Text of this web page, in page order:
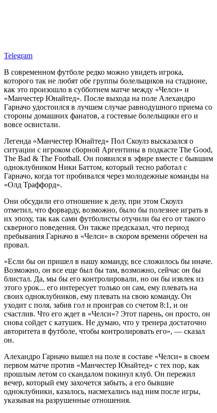
Telegram
В современном футболе редко можно увидеть игрока,
которого так не любят обе группы болельщиков на стадионе,
как это произошло в субботнем матче между «Челси» и
«Манчестер Юнайтед». После выхода на поле Алехандро
Гарначо удостоился в лучшем случае равнодушного приема со
стороны домашних фанатов, а гостевые болельщики его и
вовсе освистали.
Легенда «Манчестер Юнайтед» Пол Скоулз высказался о
ситуации с игроком сборной Аргентины в подкасте The Good,
The Bad & The Football. Он появился в эфире вместе с бывшим
одноклубником Ники Баттом, который тесно работал с
Гарначо, когда тот пробивался через молодежные команды на
«Олд Траффорд».
Они обсудили его отношение к делу, при этом Скоулз
отметил, что форварду, возможно, было бы полезнее играть в
их эпоху, так как сами футболисты отучили бы его от такого
скверного поведения. Он также предсказал, что период
пребывания Гарначо в «Челси» в скором времени обречен на
провал.
«Если бы он пришел в нашу команду, все сложилось бы иначе.
Возможно, он все еще был бы там, возможно, сейчас он бы
блистал. Да, мы бы его контролировали, но он бы извлек из
этого урок... его интересует только он сам, ему плевать на
своих одноклубников, ему плевать на свою команду. Он
уходит с поля, забив гол и проиграв со счетом 8:1, и он
счастлив. Что его ждет в «Челси»? Этот парень, он просто, он
снова сойдет с катушек. Не думаю, что у тренера достаточно
авторитета в футболе, чтобы контролировать его», — сказал
он.
Алехандро Гарначо вышел на поле в составе «Челси» в своем
первом матче против «Манчестер Юнайтед» с тех пор, как
прошлым летом со скандалом покинул клуб. Он пережил
вечер, который ему захочется забыть, а его бывшие
одноклубники, казалось, насмехались над ним после игры,
указывая на разрушенные отношения.